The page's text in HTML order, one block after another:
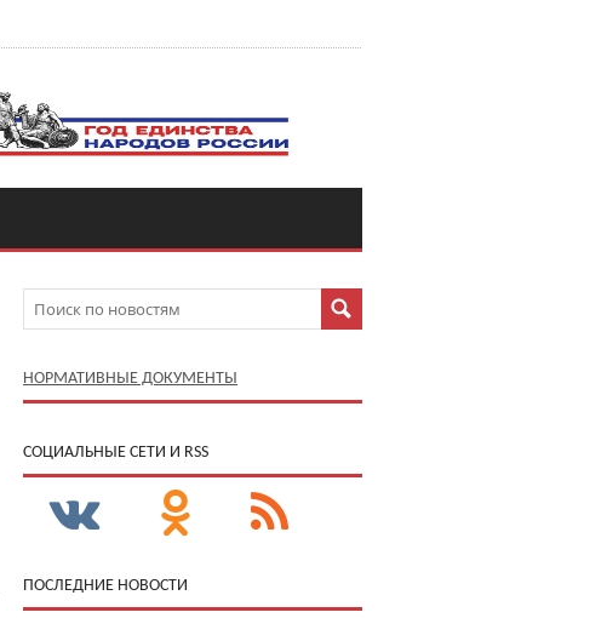
НОРМАТИВНЫЕ ДОКУМЕНТЫ
CОЦИАЛЬНЫЕ СЕТИ И RSS
ПОСЛЕДНИЕ НОВОСТИ